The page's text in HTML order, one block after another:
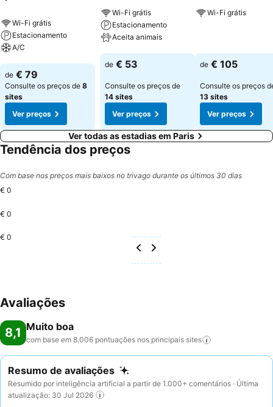
Wi-Fi grátis
Estacionamento
A/C
Ver preços
de € 79
Consulte os preços de 8
sites
Ver preços
Wi-Fi grátis
Estacionamento
Aceita animais
Ver preços
de € 53
Consulte os preços de
14 sites
Ver preços
Wi-Fi grátis
de € 105
Consulte os preços
13 sites
Ver preços
Ver todas as estadias em Paris
Tendência dos preços
Com base nos preços mais baixos no trivago durante os últimos 30 dias
€ 0
€ 0
€ 0
Avaliações
8,1 Muito boa
com base em 8.006 pontuações nos principais sites
Resumo de avaliações
Resumido por inteligência artificial a partir de 1.000+ comentários · Última
atualização: 30 Jul 2026